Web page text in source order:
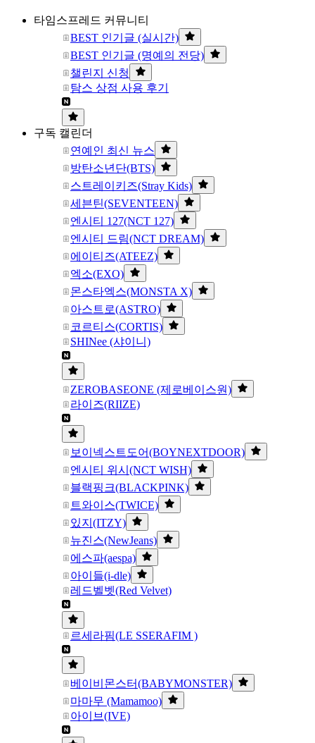
타임스프레드 커뮤니티
BEST 인기글 (실시간)
BEST 인기글 (명예의 전당)
챌린지 신청
탐스 상점 사용 후기
구독 캘린더
연예인 최신 뉴스
방탄소년단(BTS)
스트레이키즈(Stray Kids)
세븐틴(SEVENTEEN)
엔시티 127(NCT 127)
엔시티 드림(NCT DREAM)
에이티즈(ATEEZ)
엑소(EXO)
몬스타엑스(MONSTA X)
아스트로(ASTRO)
코르티스(CORTIS)
SHINee (샤이니)
ZEROBASEONE (제로베이스원)
라이즈(RIIZE)
보이넥스트도어(BOYNEXTDOOR)
엔시티 위시(NCT WISH)
블랙핑크(BLACKPINK)
트와이스(TWICE)
있지(ITZY)
뉴진스(NewJeans)
에스파(aespa)
아이들(i-dle)
레드벨벳(Red Velvet)
르세라핌(LE SSERAFIM )
베이비몬스터(BABYMONSTER)
마마무 (Mamamoo)
아이브(IVE)